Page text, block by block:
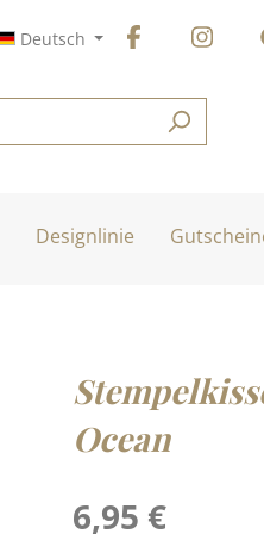
Deutsch
Designlinie
Ocean
Regulärer Preis:
6,95 €